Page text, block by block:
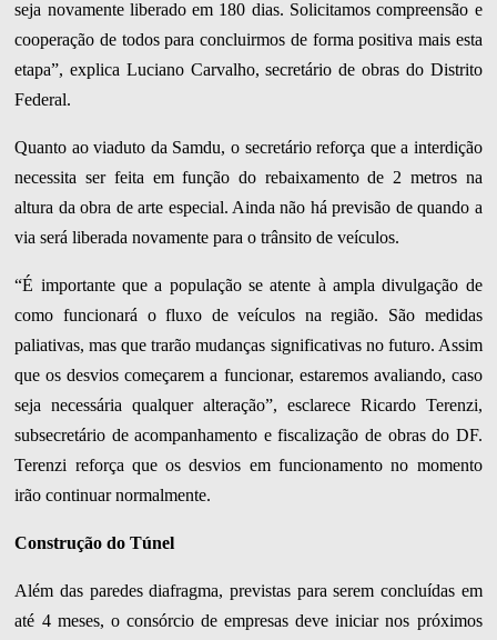
seja novamente liberado em 180 dias. Solicitamos compreensão e
cooperação de todos para concluirmos de forma positiva mais esta
etapa”, explica Luciano Carvalho, secretário de obras do Distrito
Federal.
Quanto ao viaduto da Samdu, o secretário reforça que a interdição
necessita ser feita em função do rebaixamento de 2 metros na
altura da obra de arte especial. Ainda não há previsão de quando a
via será liberada novamente para o trânsito de veículos.
“É importante que a população se atente à ampla divulgação de
como funcionará o fluxo de veículos na região. São medidas
paliativas, mas que trarão mudanças significativas no futuro. Assim
que os desvios começarem a funcionar, estaremos avaliando, caso
seja necessária qualquer alteração”, esclarece Ricardo Terenzi,
subsecretário de acompanhamento e fiscalização de obras do DF.
Terenzi reforça que os desvios em funcionamento no momento
irão continuar normalmente.
Construção do Túnel
Além das paredes diafragma, previstas para serem concluídas em
até 4 meses, o consórcio de empresas deve iniciar nos próximos